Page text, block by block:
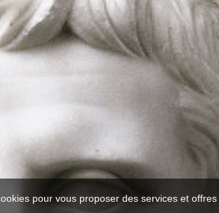
pour vous proposer des services et